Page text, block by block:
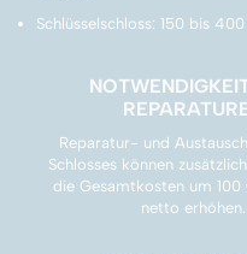
Schlüsselschloss: 150 bis
Reparatur- und
Schlosses können
die Gesamtkosten um
netto erhöhen.